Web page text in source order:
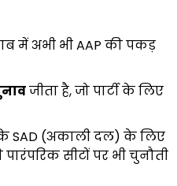
में अभी भी AAP की पकड़
जीता है, जो पार्टी के लिए
SAD (अकाली दल) के लिए
सीटों पर भी चुनौती